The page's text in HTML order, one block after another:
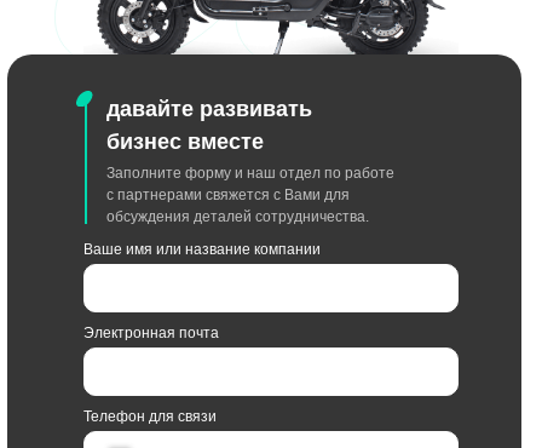
давайте развивать
бизнес вместе
Заполните форму и наш отдел по работе
с партнерами свяжется с Вами для
обсуждения деталей сотрудничества.
Ваше имя или название компании
Электронная почта
Телефон для связи